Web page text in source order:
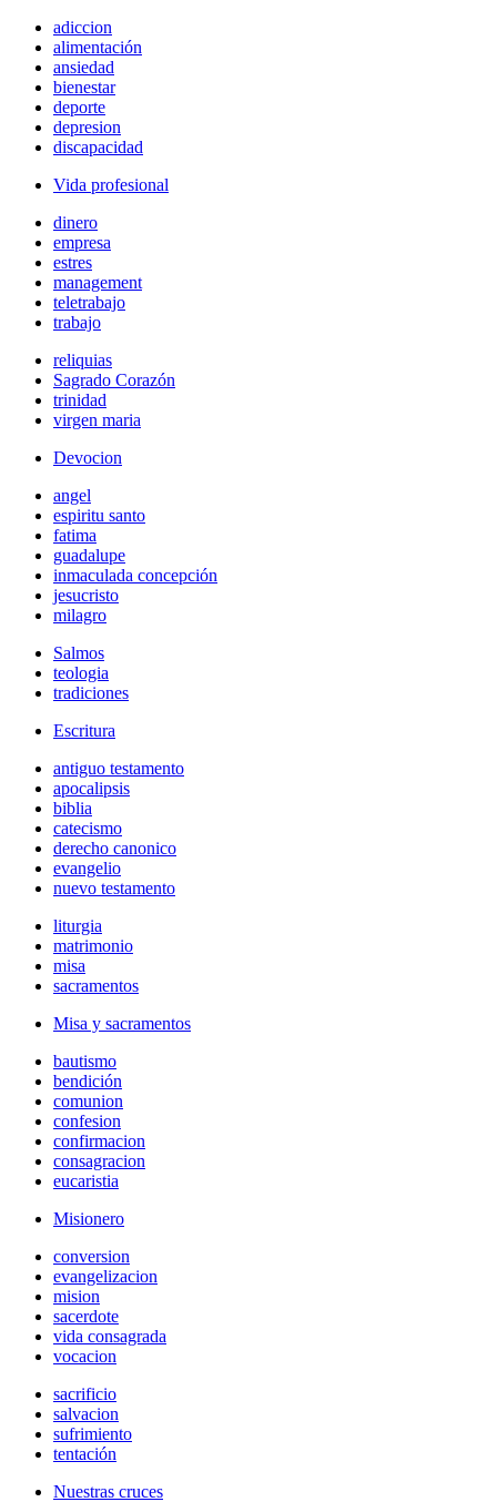
adiccion
alimentación
ansiedad
bienestar
deporte
depresion
discapacidad
Vida profesional
dinero
empresa
estres
management
teletrabajo
trabajo
reliquias
Sagrado Corazón
trinidad
virgen maria
Devocion
angel
espiritu santo
fatima
guadalupe
inmaculada concepción
jesucristo
milagro
Salmos
teologia
tradiciones
Escritura
antiguo testamento
apocalipsis
biblia
catecismo
derecho canonico
evangelio
nuevo testamento
liturgia
matrimonio
misa
sacramentos
Misa y sacramentos
bautismo
bendición
comunion
confesion
confirmacion
consagracion
eucaristia
Misionero
conversion
evangelizacion
mision
sacerdote
vida consagrada
vocacion
sacrificio
salvacion
sufrimiento
tentación
Nuestras cruces